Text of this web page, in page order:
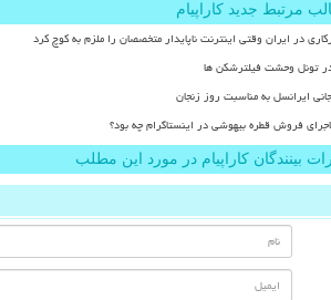
مرتبط جدید کاراپیام
در ایران وقتی اینترنت ناپایدار متخصصان را ملزم به کوچ کرد
تونل وحشت فیلترشکن ها
ایرانسل به مناسبت روز زنجان
فروش قطره بیهوشی در اینستاگرام چه بود؟
بینندگان کاراپیام در مورد این مطلب